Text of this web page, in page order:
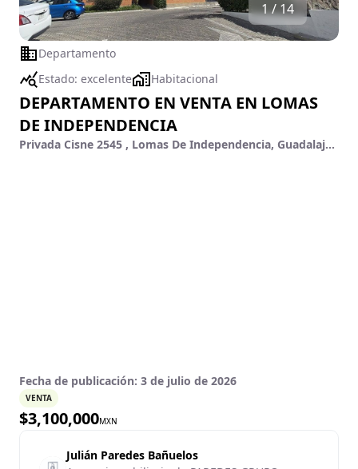
1 / 14
Departamento
Estado: excelente Habitacional
DEPARTAMENTO EN VENTA EN LOMAS
DE INDEPENDENCIA
Privada Cisne 2545 , Lomas De Independencia, Guadalajara, Jalisco
Fecha de publicación: 3 de julio de 2026
VENTA
$3,100,000MXN
Julián Paredes Bañuelos